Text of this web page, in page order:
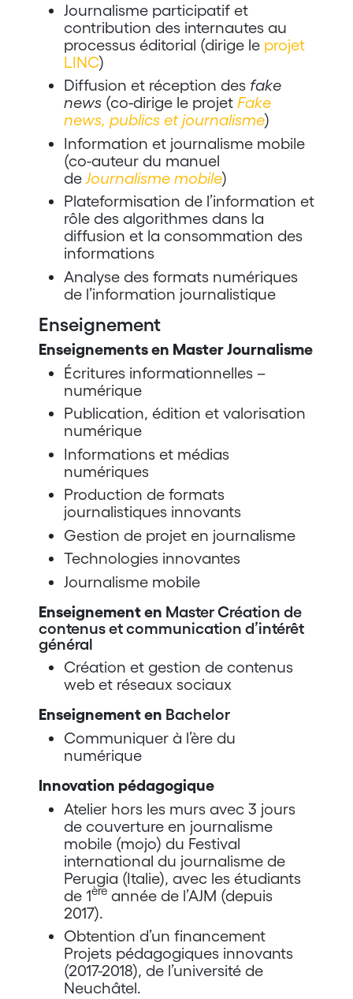
Journalisme participatif et
contribution des internautes au
processus éditorial (dirige le projet
LINC)
Diffusion et réception des fake
news(co-dirige le projet Fake
news, publics et journalisme)
Information et journalisme mobile
(co-auteur du manuel
deJournalisme mobile)
Plateformisation de l’information et
rôle des algorithmes dans la
diffusion et la consommation des
informations
Analyse des formats numériques
de l’information journalistique
Enseignement
Enseignements en Master Journalisme
Écritures informationnelles –
numérique
Publication, édition et valorisation
numérique
Informations et médias
numériques
Production de formats
journalistiques innovants
Gestion de projet en journalisme
Technologies innovantes
Journalisme mobile
Enseignement en Master Création de
contenus et communication d’intérêt
général
Création et gestion de contenus
web et réseaux sociaux
Enseignement en Bachelor
Communiquer à l’ère du
numérique
Innovation pédagogique
Atelier hors les murs avec 3 jours
de couverture en journalisme
mobile (mojo) du Festival
international du journalisme de
Perugia (Italie), avec les étudiants
de 1èreannée de l’AJM (depuis
2017).
Obtention d’un financement
Projets pédagogiques innovants
(2017-2018), de l’université de
Neuchâtel.